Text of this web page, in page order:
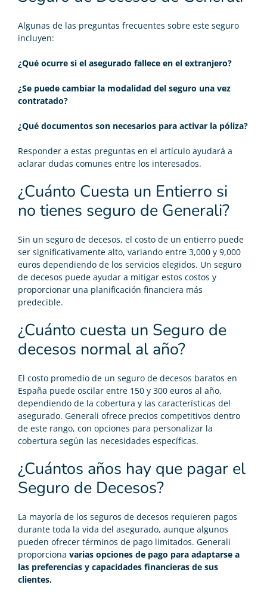
Algunas de las preguntas frecuentes sobre este seguro
incluyen:
¿Qué ocurre si el asegurado fallece en el extranjero?
¿Se puede cambiar la modalidad del seguro una vez
contratado?
¿Qué documentos son necesarios para activar la póliza?
Responder a estas preguntas en el artículo ayudará a
aclarar dudas comunes entre los interesados.
¿Cuánto Cuesta un Entierro si
no tienes seguro de Generali?
Sin un seguro de decesos, el costo de un entierro puede
ser significativamente alto, variando entre 3,000 y 9,000
euros dependiendo de los servicios elegidos. Un seguro
de decesos puede ayudar a mitigar estos costos y
proporcionar una planificación financiera más
predecible.
¿Cuánto cuesta un Seguro de
decesos normal al año?
El costo promedio de un seguro de decesos baratos en
España puede oscilar entre 150 y 300 euros al año,
dependiendo de la cobertura y las características del
asegurado. Generali ofrece precios competitivos dentro
de este rango, con opciones para personalizar la
cobertura según las necesidades específicas.
¿Cuántos años hay que pagar el
Seguro de Decesos?
La mayoría de los seguros de decesos requieren pagos
durante toda la vida del asegurado, aunque algunos
pueden ofrecer términos de pago limitados. Generali
proporciona varias opciones de pago para adaptarse a
las preferencias y capacidades financieras de sus
clientes.